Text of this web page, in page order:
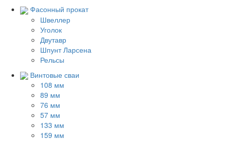
Фасонный прокат
Швеллер
Уголок
Двутавр
Шпунт Ларсена
Рельсы
Винтовые сваи
108 мм
89 мм
76 мм
57 мм
133 мм
159 мм